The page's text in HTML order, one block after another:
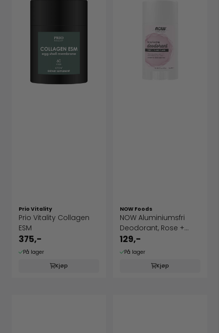
Prio Vitality
Prio Vitality Collagen
ESM
375,-
På lager
Kjøp
NOW Foods
NOW Aluminiumsfri
Deodorant, Rose +
Ylang Ylang
129,-
På lager
Kjøp